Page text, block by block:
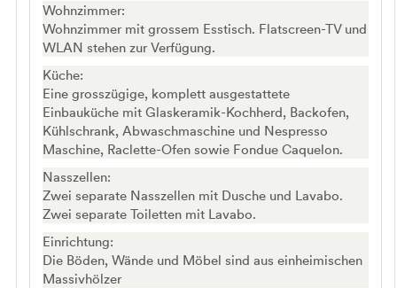
Wohnzimmer:
Wohnzimmer mit grossem Esstisch. Flatscreen-TV und
WLAN stehen zur Verfügung.
Küche:
Eine grosszügige, komplett ausgestattete
Einbauküche mit Glaskeramik-Kochherd, Backofen,
Kühlschrank, Abwaschmaschine und Nespresso
Maschine, Raclette-Ofen sowie Fondue Caquelon.
Nasszellen:
Zwei separate Nasszellen mit Dusche und Lavabo.
Zwei separate Toiletten mit Lavabo.
Einrichtung:
Die Böden, Wände und Möbel sind aus einheimischen
Massivhölzer